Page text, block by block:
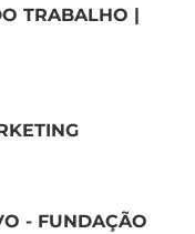
TRABALHO |
- FUNDAÇÃO